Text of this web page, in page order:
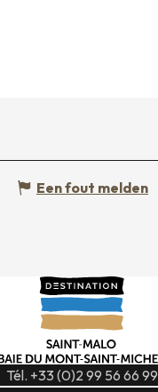
Een fout melden
Tél. +33 (0)2 99 56 66 99